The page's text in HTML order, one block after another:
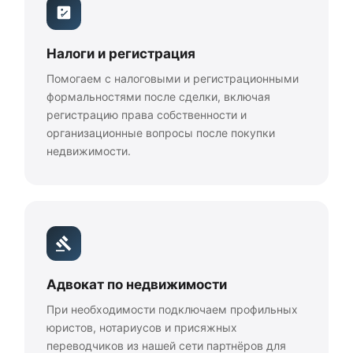
Налоги и регистрация
Помогаем с налоговыми и регистрационными
формальностями после сделки, включая
регистрацию права собственности и
организационные вопросы после покупки
недвижимости.
Адвокат по недвижимости
При необходимости подключаем профильных
юристов, нотариусов и присяжных
переводчиков из нашей сети партнёров для